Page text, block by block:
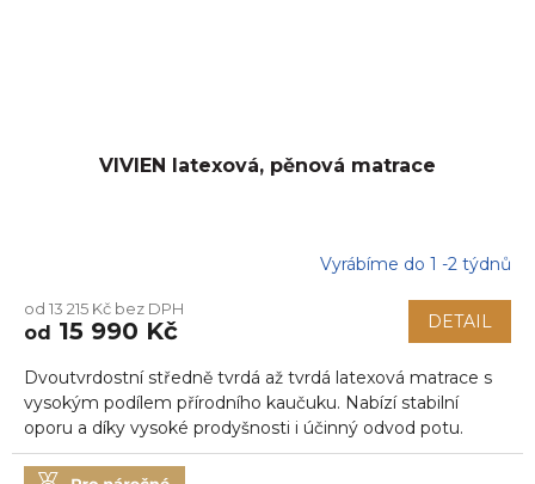
VIVIEN latexová, pěnová matrace
produktu
je
z
5
hvězdiček.
Vyrábíme do 1 -2 týdnů
od 13 215 Kč bez DPH
od 15 990 Kč DETAIL
Dvoutvrdostní středně tvrdá až tvrdá latexová matrace s
vysokým podílem přírodního kaučuku. Nabízí stabilní
oporu a díky vysoké prodyšnosti i účinný odvod potu.